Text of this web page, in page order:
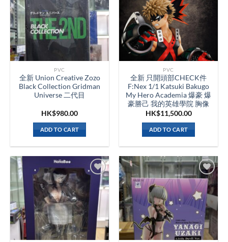
PVC
全新 Union Creative Zozo
Black Collection Gridman
Universe 二代目
HK$980.00
ADD TO CART
PVC
全新 只開頭部CHECK件
F:Nex 1/1 Katsuki Bakugo
My Hero Academia 爆豪 爆
豪勝己 我的英雄學院 胸像
HK$11,500.00
ADD TO CART